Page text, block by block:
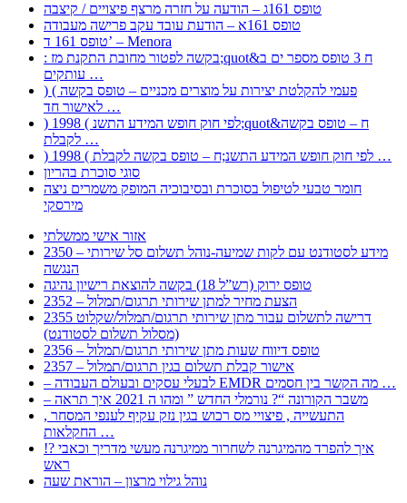
טופס 161ג – הודעה על חזרה מרצף פיצויים / קיצבה
טופס 161א – הודעת עובד עקב פרישה מעבודה
טופס 161 ד’ – Menora
: בקשה לפטור מחובת התקנת מז;quot&ח 3 טופס מספר ים ב
עותקים …
) ( פעמי להקלטת יצירות על מוצרים מכניים – טופס בקשה
לאישור חד …
) 1998 ( לפי חוק חופש המידע התשנ;quot&ח – טופס בקשה
לקבלת …
) 1998 ( לפי חוק חופש המידע התשנ;ח – טופס בקשה לקבלת …
סוגי סוכרת בהריון
חומר טבעי לטיפול בסוכרת ובסיבוכיה המופק משמרים ניצה
מירסקי
אזור אישי ממשלתי
2350 – מידע לסטודנט עם לקות שמיעה-נוהל תשלום סל שירותי
הנגשה
טופס ירוק (רש”ל 18) בקשה להוצאת רישיון נהיגה
2352 – הצעת מחיר למתן שירותי תרגום/תמלול
2355 דרישה לתשלום עבור מתן שירותי תרגום/תמלול/שקלוט
(מסלול תשלום לסטודנט)
2356 – טופס דיווח שעות מתן שירותי תרגום/תמלול
2357 – אישור קבלת תשלום בגין תרגום/תמלול
– לבעלי עסקים ובעולם העבודה EMDR מה הקשר בין חסמים …
– משבר הקורונה “? נורמלי החדש ” ומהו ה 2021 איך תראה
, התעשייה , פיצויי מס רכוש בגין נזק עקיף לענפי המסחר
החקלאות …
!? איך להפרד מהמיגרנה לשחרור ממיגרנה מעשי מדריך וכאבי
ראש
נוהל גילוי מרצון – הוראת שעה